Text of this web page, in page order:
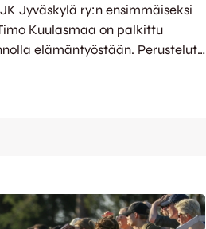
Jyväskylä ry:n ensimmäiseksi
Kuulasmaa on palkittu
elämäntyöstään. Perustelut
”Timon monipuolinen